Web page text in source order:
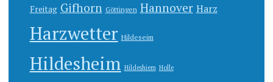
Freitag Gifhorn Göttingen Hannover Harz
Harzwetter Hildeseim
Hildesheim Hildeshiem Holle